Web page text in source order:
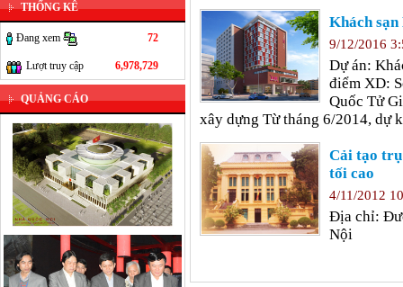
THỐNG KÊ
72
Đang xem
6,978,729
Lượt truy cập
QUẢNG CÁO
Khách
9/12/2016
Dự án:
điểm XD:
Quốc Tử
xây dựng Từ tháng 6/2014, dự
Cải tạo trụ
tối cao
4/11/2012
Địa chỉ:
Nội